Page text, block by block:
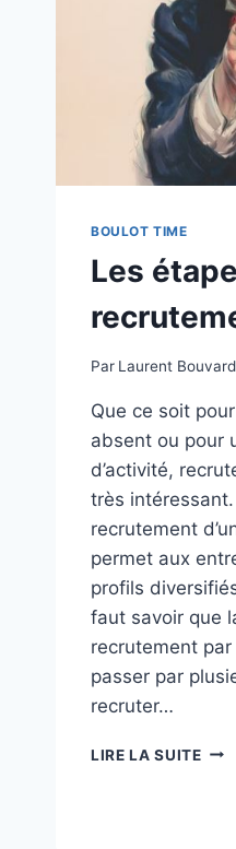
BOULOT TIME
Les
Par Laurent Bouvard
Que ce soit
absent ou pour
d’activité,
très
recrutement
permet aux
profils
faut savoir que
recrutement
passer par
recruter…
LIRE LA SUITELES